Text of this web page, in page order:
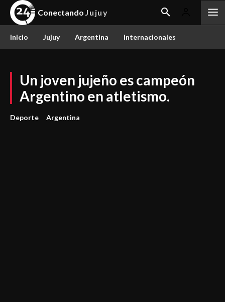
Conectando Jujuy
Inicio Jujuy Argentina Internacionales
Un joven jujeño es campeón
Argentino en atletismo.
Deporte Argentina